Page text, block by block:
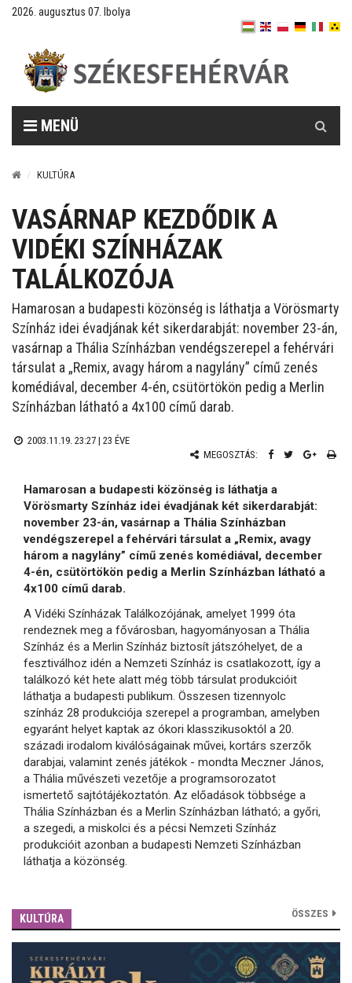
2026. augusztus 07. Ibolya
MENÜ
KULTÚRA
VASÁRNAP KEZDŐDIK A
VIDÉKI SZÍNHÁZAK
TALÁLKOZÓJA
Hamarosan a budapesti közönség is láthatja a Vörösmarty
Színház idei évadjának két sikerdarabját: november 23-án,
vasárnap a Thália Színházban vendégszerepel a fehérvári
társulat a „Remix, avagy három a nagylány” című zenés
komédiával, december 4-én, csütörtökön pedig a Merlin
Színházban látható a 4x100 című darab.
2003.11.19. 23:27 | 23 ÉVE
MEGOSZTÁS:
Hamarosan a budapesti közönség is láthatja a
Vörösmarty Színház idei évadjának két sikerdarabját:
november 23-án, vasárnap a Thália Színházban
vendégszerepel a fehérvári társulat a „Remix, avagy
három a nagylány” című zenés komédiával, december
4-én, csütörtökön pedig a Merlin Színházban látható a
4x100 című darab.
A Vidéki Színházak Találkozójának, amelyet 1999 óta
rendeznek meg a fővárosban, hagyományosan a Thália
Színház és a Merlin Színház biztosít játszóhelyet, de a
fesztiválhoz idén a Nemzeti Színház is csatlakozott, így a
találkozó két hete alatt még több társulat produkcióit
láthatja a budapesti publikum. Összesen tizennyolc
színház 28 produkciója szerepel a programban, amelyben
egyaránt helyet kaptak az ókori klasszikusoktól a 20.
századi irodalom kiválóságainak művei, kortárs szerzők
darabjai, valamint zenés játékok - mondta Meczner János,
a Thália művészeti vezetője a programsorozatot
ismertető sajtótájékoztatón. Az előadások többsége a
Thália Színházban és a Merlin Színházban látható; a győri,
a szegedi, a miskolci és a pécsi Nemzeti Színház
produkcióit azonban a budapesti Nemzeti Színházban
láthatja a közönség.
KULTÚRA ÖSSZES